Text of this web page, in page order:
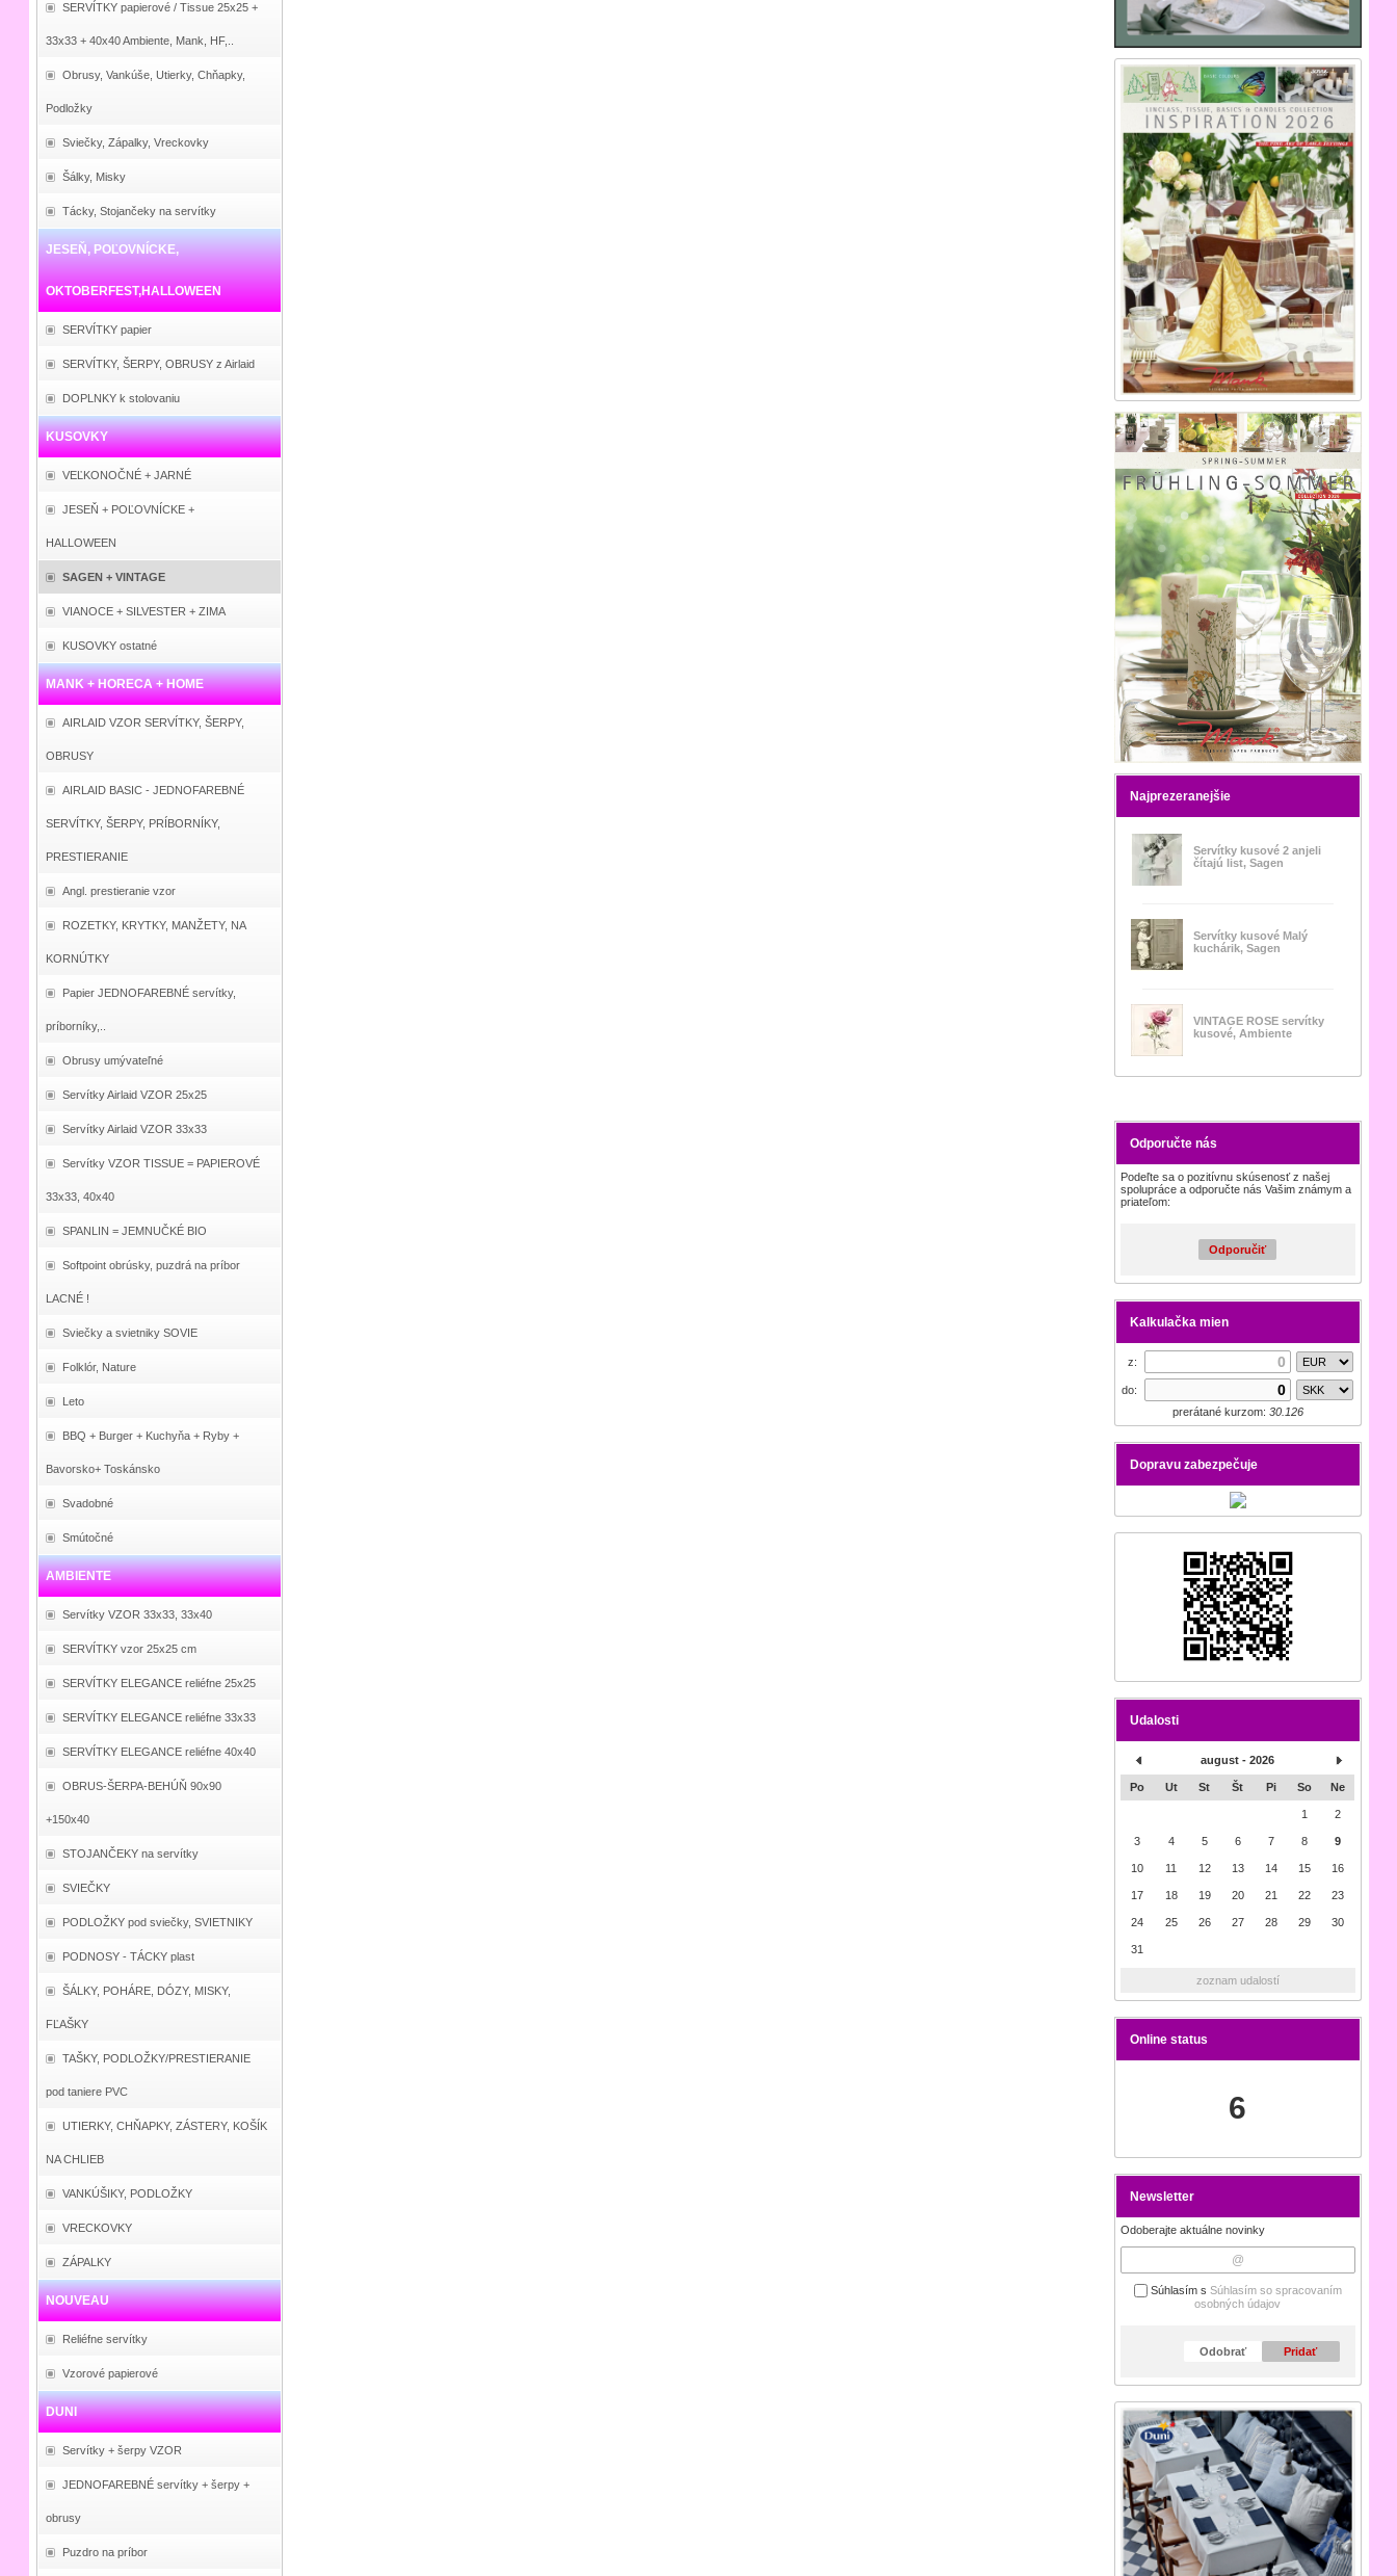
SERVÍTKY papierové / Tissue 25x25 +
33x33 + 40x40 Ambiente, Mank, HF,..
Obrusy, Vankúše, Utierky, Chňapky,
Podložky
Sviečky, Zápalky, Vreckovky
Šálky, Misky
Tácky, Stojančeky na servítky
JESEŇ, POĽOVNÍCKE,
OKTOBERFEST,HALLOWEEN
SERVÍTKY papier
SERVÍTKY, ŠERPY, OBRUSY z Airlaid
DOPLNKY k stolovaniu
KUSOVKY
VEĽKONOČNÉ + JARNÉ
JESEŇ + POĽOVNÍCKE +
HALLOWEEN
SAGEN + VINTAGE
VIANOCE + SILVESTER + ZIMA
KUSOVKY ostatné
MANK + HORECA + HOME
AIRLAID VZOR SERVÍTKY, ŠERPY,
OBRUSY
AIRLAID BASIC - JEDNOFAREBNÉ
SERVÍTKY, ŠERPY, PRÍBORNÍKY,
PRESTIERANIE
Angl. prestieranie vzor
ROZETKY, KRYTKY, MANŽETY, NA
KORNÚTKY
Papier JEDNOFAREBNÉ servítky,
príborníky,..
Obrusy umývateľné
Servítky Airlaid VZOR 25x25
Servítky Airlaid VZOR 33x33
Servítky VZOR TISSUE = PAPIEROVÉ
33x33, 40x40
SPANLIN = JEMNUČKÉ BIO
Softpoint obrúsky, puzdrá na príbor
LACNÉ !
Sviečky a svietniky SOVIE
Folklór, Nature
Leto
BBQ + Burger + Kuchyňa + Ryby +
Bavorsko+ Toskánsko
Svadobné
Smútočné
AMBIENTE
Servítky VZOR 33x33, 33x40
SERVÍTKY vzor 25x25 cm
SERVÍTKY ELEGANCE reliéfne 25x25
SERVÍTKY ELEGANCE reliéfne 33x33
SERVÍTKY ELEGANCE reliéfne 40x40
OBRUS-ŠERPA-BEHÚŇ 90x90
+150x40
STOJANČEKY na servítky
SVIEČKY
PODLOŽKY pod sviečky, SVIETNIKY
PODNOSY - TÁCKY plast
ŠÁLKY, POHÁRE, DÓZY, MISKY,
FĽAŠKY
TAŠKY, PODLOŽKY/PRESTIERANIE
pod taniere PVC
UTIERKY, CHŇAPKY, ZÁSTERY, KOŠÍK
NA CHLIEB
VANKÚŠIKY, PODLOŽKY
VRECKOVKY
ZÁPALKY
NOUVEAU
Reliéfne servítky
Vzorové papierové
DUNI
Servítky + šerpy VZOR
JEDNOFAREBNÉ servítky + šerpy +
obrusy
Puzdro na príbor
Najprezeranejšie
Servítky kusové 2 anjeli
čítajú list, Sagen
Servítky kusové Malý
kuchárik, Sagen
VINTAGE ROSE servítky
kusové, Ambiente
Odporučte nás
Podeľte sa o pozitívnu skúsenosť z našej
spolupráce a odporučte nás Vašim známym a
priateľom:
Odporučiť
Kalkulačka mien
z:
do:
prerátané kurzom: 30.126
Dopravu zabezpečuje
Udalosti
august - 2026
Po Ut St Št Pi So Ne
1 2
3 4 5 6 7 8 9
10 11 12 13 14 15 16
17 18 19 20 21 22 23
24 25 26 27 28 29 30
31
zoznam udalostí
Online status
6
Newsletter
Odoberajte aktuálne novinky
Súhlasím s Súhlasím so spracovaním
osobných údajov
Odobrať Pridať